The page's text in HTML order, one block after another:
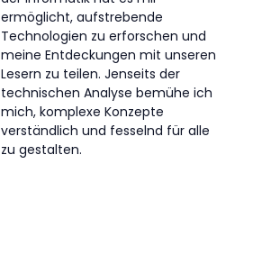
ermöglicht, aufstrebende
Technologien zu erforschen und
meine Entdeckungen mit unseren
Lesern zu teilen. Jenseits der
technischen Analyse bemühe ich
mich, komplexe Konzepte
verständlich und fesselnd für alle
zu gestalten.